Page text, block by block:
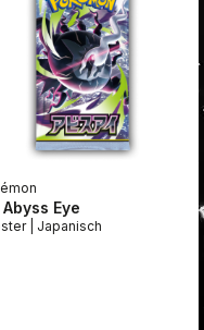
Eye
Booster | Japanisch